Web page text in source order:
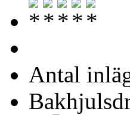
Antal